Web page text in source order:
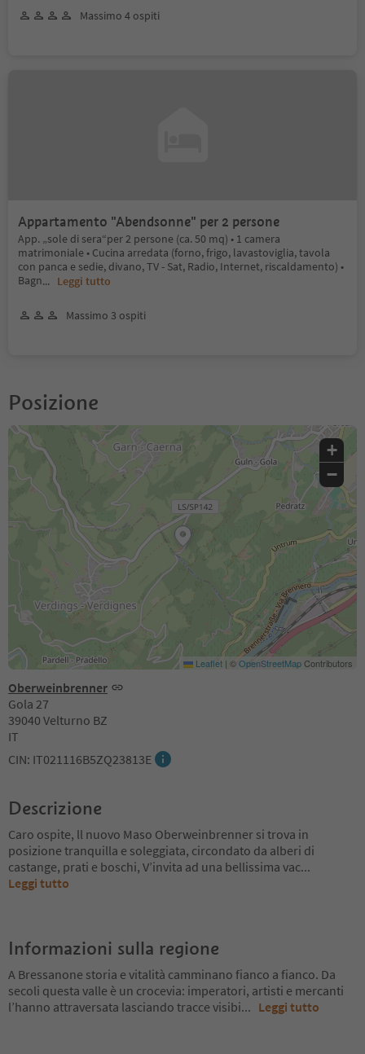
Massimo 4 ospiti
Appartamento "Abendsonne" per 2 persone
App. „sole di sera“per 2 persone (ca. 50 mq) • 1 camera
matrimoniale • Cucina arredata (forno, frigo, lavastoviglia, tavola
con panca e sedie, divano, TV - Sat, Radio, Internet, riscaldamento) •
Bagn... Leggi tutto
Massimo 3 ospiti
Posizione
Oberweinbrenner
Gola 27
39040 Velturno BZ
IT
CIN: IT021116B5ZQ23813E
+
−
Leaflet | ©OpenStreetMapContributors
Descrizione
Caro ospite, ll nuovo Maso Oberweinbrenner si trova in
posizione tranquilla e soleggiata, circondato da alberi di
castange, prati e boschi, V’invita ad una bellissima vac...
Leggi tutto
Informazioni sulla regione
A Bressanone storia e vitalità camminano fianco a fianco. Da
secoli questa valle è un crocevia: imperatori, artisti e mercanti
l’hanno attraversata lasciando tracce visibi... Leggi tutto